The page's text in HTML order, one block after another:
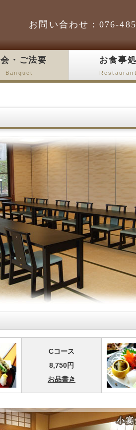
お問い合わせ：076-
・ご法要
Banquet
お食事処
Restaurant
Cコース
8,750円
お品書き